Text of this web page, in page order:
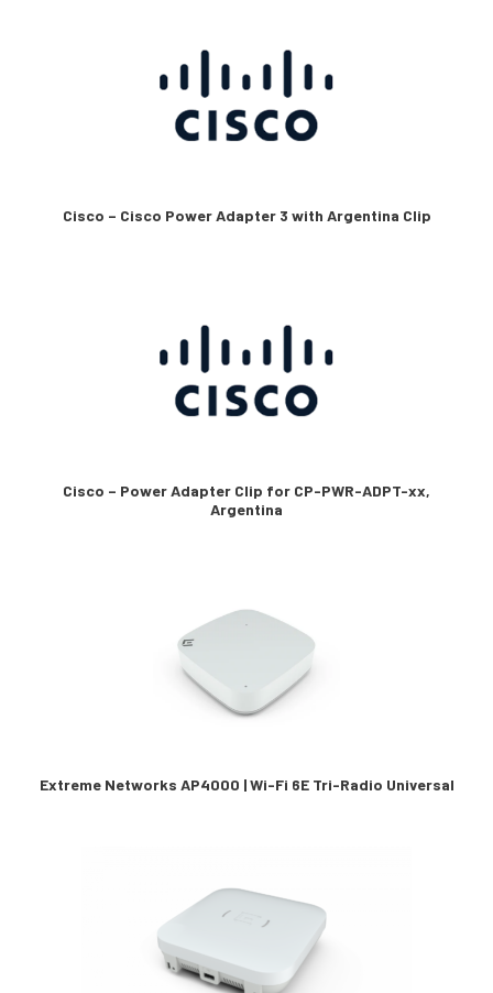
Cisco – Cisco Power Adapter 3 with Argentina Clip
Cisco – Power Adapter Clip for CP-PWR-ADPT-xx,
Argentina
Extreme Networks AP4000 | Wi-Fi 6E Tri-Radio Universal